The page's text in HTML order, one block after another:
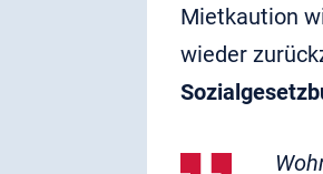
Mietkaution
wieder